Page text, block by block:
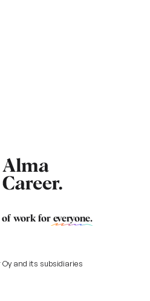
of work for everyone.
and its subsidiaries